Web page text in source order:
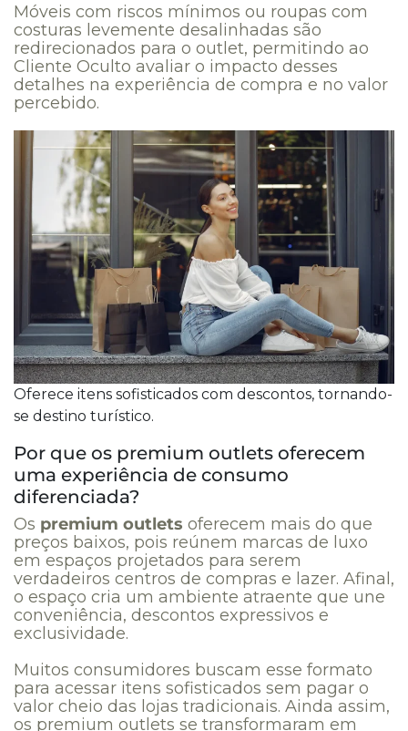
Móveis com riscos mínimos ou roupas com
costuras levemente desalinhadas são
redirecionados para o outlet, permitindo ao
Cliente Oculto avaliar o impacto desses
detalhes na experiência de compra e no valor
percebido.
Oferece itens sofisticados com descontos, tornando-
se destino turístico.
Por que os premium outlets oferecem
uma experiência de consumo
diferenciada?
Os premium outlets oferecem mais do que
preços baixos, pois reúnem marcas de luxo
em espaços projetados para serem
verdadeiros centros de compras e lazer. Afinal,
o espaço cria um ambiente atraente que une
conveniência, descontos expressivos e
exclusividade.
Muitos consumidores buscam esse formato
para acessar itens sofisticados sem pagar o
valor cheio das lojas tradicionais. Ainda assim,
os premium outlets se transformaram em